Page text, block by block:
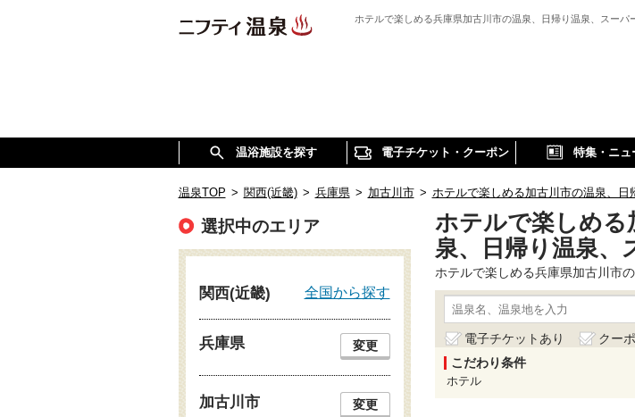
ホテルで楽しめる兵庫県加古川市の温泉、日帰り温泉、スーパ
温浴施設を探す 電子チケット・クーポン 特集・ニュ
温泉TOP > 関西(近畿) > 兵庫県 > 加古川市 > ホテルで楽しめる加古川市の温泉、
ホテルで楽しめる
泉、日帰り温泉、
ホテルで楽しめる兵庫県加古川市
電子チケットあり クー
こだわり条件
ホテル
選択中のエリア
関西(近畿) 全国から探す
兵庫県 変更
加古川市 変更